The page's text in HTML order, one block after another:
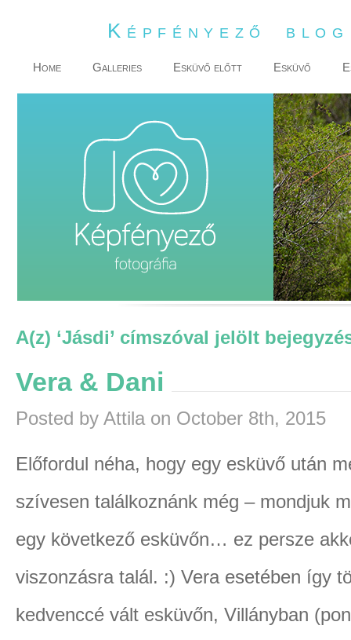
Képfényező
Home Galleries Esküvő előtt Esküvő
A(z) ‘Jásdi’ címszóval jelölt
Vera & Dani
Posted by Attila on October 8th, 2015
Előfordul néha, hogy egy esküvő után
szívesen találkoznánk még – mondjuk
egy következő esküvőn… ez persze
viszonzásra talál. :) Vera esetében így
kedvenccé vált esküvőn, Villányban